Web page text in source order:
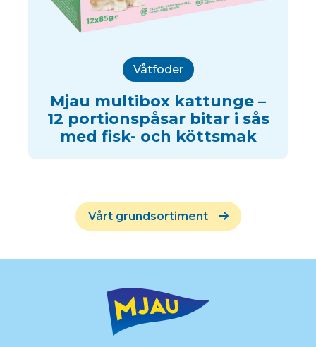
Våtfoder
Mjau multibox kattunge –
12 portionspåsar bitar i sås
med fisk- och köttsmak
Vårt grundsortiment